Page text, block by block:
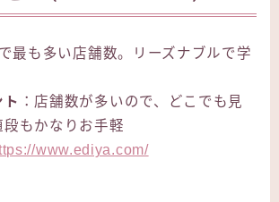
最も多い店舗数。リーズナブルで学
：店舗数が多いので、どこでも見
もかなりお手軽
www.ediya.com/